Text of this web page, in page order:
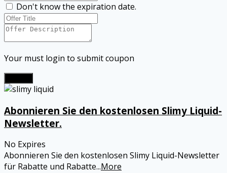
Don't know the expiration date.
Your must login to submit coupon
Abonnieren Sie den kostenlosen Slimy Liquid-
Newsletter.
No Expires
Abonnieren Sie den kostenlosen Slimy Liquid-Newsletter
für Rabatte und Rabatte...More